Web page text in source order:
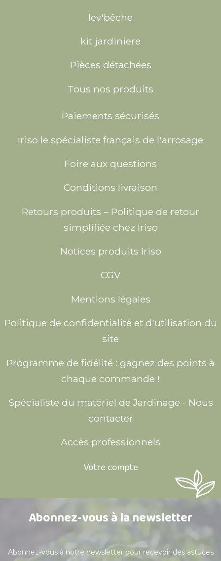
lev'bêche
kit jardiniere
Pièces détachées
Tous nos produits
Paiements sécurisés
Iriso le spécialiste français de l'arrosage
Foire aux questions
Conditions livraison
Retours produits – Politique de retour
simplifiée chez Iriso
Notices produits Iriso
CGV
Mentions légales
Politique de confidentialité et d'utilisation du
site
Programme de fidélité : gagnez des points à
chaque commande !
Spécialiste du matériel de Jardinage - Nous
contacter
Accès professionnels
Votre compte
Abonnez-vous à la newsletter
Abonnez-vous à notre newsletter pour recevoir des astuces